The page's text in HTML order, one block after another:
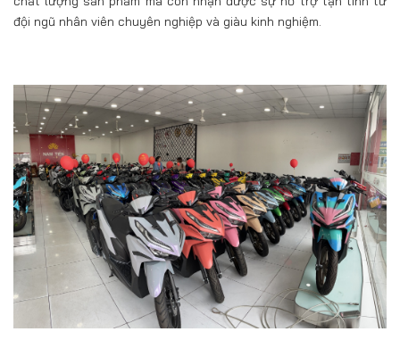
đội ngũ nhân viên chuyên nghiệp và giàu kinh nghiệm.